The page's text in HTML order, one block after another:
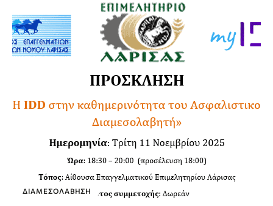
ΔΙΑΜΕΣΟΛΆΒΗΣΗ